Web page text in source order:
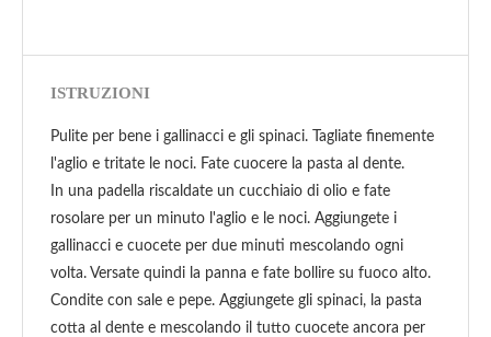
ISTRUZIONI
Pulite per bene i gallinacci e gli spinaci. Tagliate finemente
l'aglio e tritate le noci. Fate cuocere la pasta al dente.
In una padella riscaldate un cucchiaio di olio e fate
rosolare per un minuto l'aglio e le noci. Aggiungete i
gallinacci e cuocete per due minuti mescolando ogni
volta. Versate quindi la panna e fate bollire su fuoco alto.
Condite con sale e pepe. Aggiungete gli spinaci, la pasta
cotta al dente e mescolando il tutto cuocete ancora per